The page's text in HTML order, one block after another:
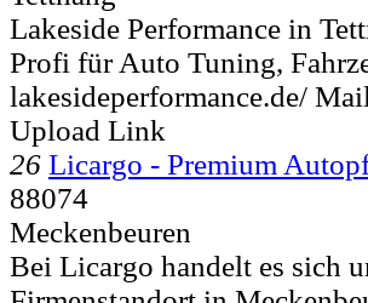
Lakeside Performance in
Profi für Auto Tuning,
lakesideperformance.de/
Upload Link
26 Licargo - Premium
88074
Meckenbeuren
Bei Licargo handelt es sich